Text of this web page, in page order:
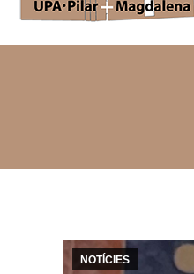
NOTÍCIES